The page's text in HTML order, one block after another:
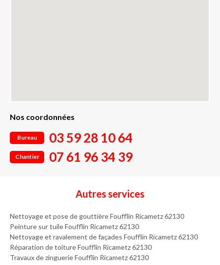
Nos coordonnées
Bureau 03 59 28 10 64
Chantier 07 61 96 34 39
Autres services
Nettoyage et pose de gouttière Foufflin Ricametz 62130
Peinture sur tuile Foufflin Ricametz 62130
Nettoyage et ravalement de façades Foufflin Ricametz 62130
Réparation de toiture Foufflin Ricametz 62130
Travaux de zinguerie Foufflin Ricametz 62130